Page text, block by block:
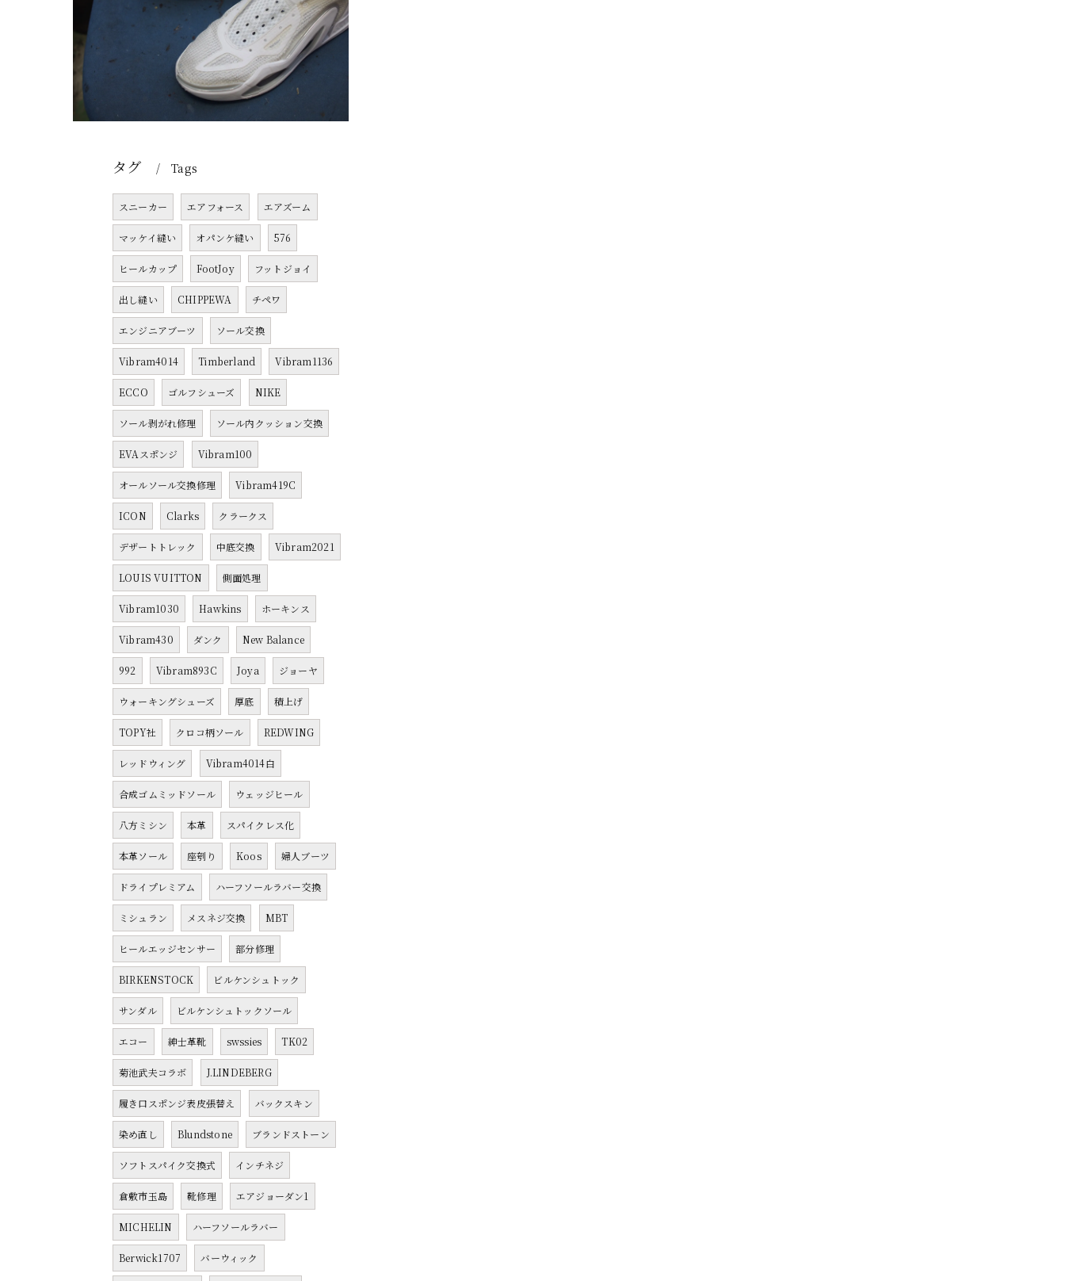
タグ Tags
スニーカー エアフォース エアズーム
マッケイ縫い オパンケ縫い 576
ヒールカップ FootJoy フットジョイ
出し縫い CHIPPEWA チペワ
エンジニアブーツ ソール交換
Vibram4014 Timberland Vibram1136
ECCO ゴルフシューズ NIKE
ソール剥がれ修理 ソール内クッション交換
EVAスポンジ Vibram100
オールソール交換修理 Vibram419C
ICON Clarks クラークス
デザートトレック 中底交換 Vibram2021
LOUIS VUITTON 側面処理
Vibram1030 Hawkins ホーキンス
Vibram430 ダンク New Balance
992 Vibram893C Joya ジョーヤ
ウォーキングシューズ 厚底 積上げ
TOPY社 クロコ柄ソール REDWING
レッドウィング Vibram4014白
合成ゴムミッドソール ウェッジヒール
八方ミシン 本革 スパイクレス化
本革ソール 座刳り Koos 婦人ブーツ
ドライプレミアム ハーフソールラバー交換
ミシュラン メスネジ交換 MBT
ヒールエッジセンサー 部分修理
BIRKENSTOCK ビルケンシュトック
サンダル ビルケンシュトックソール
エコー 紳士革靴 swssies TK02
菊池武夫コラボ J.LINDEBERG
履き口スポンジ表皮張替え バックスキン
染め直し Blundstone ブランドストーン
ソフトスパイク交換式 インチネジ
倉敷市玉島 靴修理 エアジョーダン1
MICHELIN ハーフソールラバー
Berwick1707 バーウィック